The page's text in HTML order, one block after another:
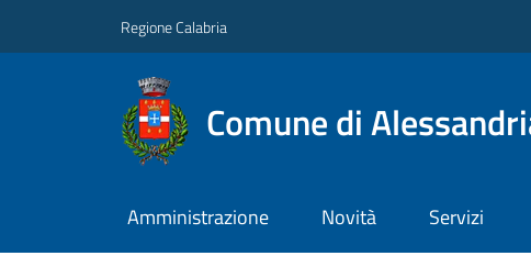
Regione Calabria
Comune di
Amministrazione Novità Servizi